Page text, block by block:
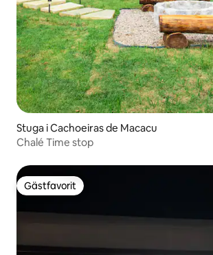
Stuga i Cachoeiras de Macacu
Chalé Time stop
Gästfavorit
Gästfavorit